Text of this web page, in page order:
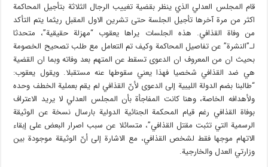
قام المجلس العدلي الذي ينظر بقضية تغييب الرجال الثلاثة بتأجيل المحاكمة
اكثر من مرة آخرها تأجيل الجلسة حتى تشرين الاول المقبل ريثما يتم التأكد
من وفاة القذافي. هذه الجلسات يراها يعقوب “مهزلة حقيقية”، متحدثا
لـ”النشرة” عن تفاصيل المحاكمة وكيف تم التعامل مع طلب تصحيح الخصومة
بحيث ان من المعروف ان الدعوى تسقط عن المتهم بعد وفاته وبما ان القضية
هي ضد القذافي شخصيا فهذا يعني سقوطها عنه مستقبلا. ويقول يعقوب:
“طالبنا بضم الدولة الليبية إلى الدعوى لأنّ القذافي لم يقم بعملية الخطف وحده
ولأهدافه الخاصة، وهنا كانت المفاجأة بأن المجلس العدلي لا يريد الاعتراف
بوفاة القذافي رغم قيام المحكمة الجنائية الدولية بارسال نسخة عن الوثيقة
الرسمية التي تثبت مقتل القذافي”، متسائلا عن سبب اصرار البعض على إبقاء
الاتهام موجها فقط لشخص القذافي، مع الاشارة إلى أنّ الوثيقة موجودة بين
وزارتي العدل والخارجية.